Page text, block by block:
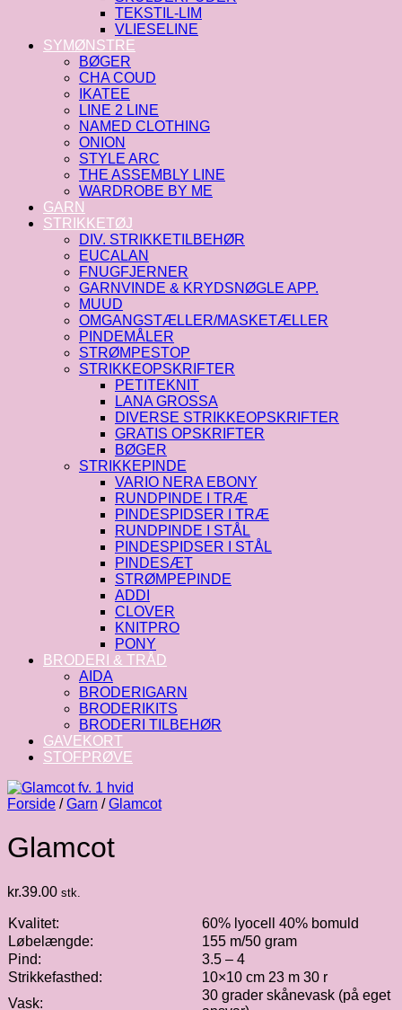
TEKSTIL-LIM
VLIESELINE
SYMØNSTRE
BØGER
CHA COUD
IKATEE
LINE 2 LINE
NAMED CLOTHING
ONION
STYLE ARC
THE ASSEMBLY LINE
WARDROBE BY ME
GARN
STRIKKETØJ
DIV. STRIKKETILBEHØR
EUCALAN
FNUGFJERNER
GARNVINDE & KRYDSNØGLE APP.
MUUD
OMGANGSTÆLLER/MASKETÆLLER
PINDEMÅLER
STRØMPESTOP
STRIKKEOPSKRIFTER
PETITEKNIT
LANA GROSSA
DIVERSE STRIKKEOPSKRIFTER
GRATIS OPSKRIFTER
BØGER
STRIKKEPINDE
VARIO NERA EBONY
RUNDPINDE I TRÆ
PINDESPIDSER I TRÆ
RUNDPINDE I STÅL
PINDESPIDSER I STÅL
PINDESÆT
STRØMPEPINDE
ADDI
CLOVER
KNITPRO
PONY
BRODERI & TRÅD
AIDA
BRODERIGARN
BRODERIKITS
BRODERI TILBEHØR
GAVEKORT
STOFPRØVE
Forside / Garn / Glamcot
Glamcot
kr.39.00 stk.
Kvalitet:
60% lyocell 40% bomuld
Løbelængde:
155 m/50 gram
Pind:
3.5 – 4
Strikkefasthed:
10×10 cm 23 m 30 r
Vask:
30 grader skånevask (på eget